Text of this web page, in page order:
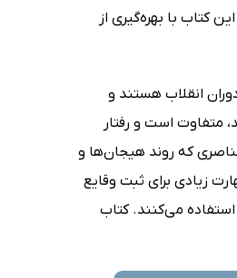
کتاب با بهره‌گیری از
انقلاب هستند و
متفاوت است و رفتار
که روند هیجان‌ها و
زیادی برای ثبت وقایع
می‌کنند. کتاب